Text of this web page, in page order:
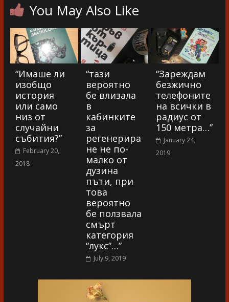
You May Also Like
“Имаше ли
изобщо
история
или само
низ от
случайни
събития?”
February 20,
2018
“тази
вероятно
бе влизала
в
кабинките
за
регенерира
не не по-
малко от
дузина
пъти, при
това
вероятно
бе ползвала
смърт
категория
“лукс”…”
July 9, 2019
“Зареждам
безжично
телефоните
на всички в
радиус от
150 метра…”
January 24,
2019